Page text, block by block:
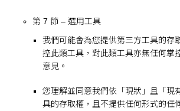
第 7 節 – 選用工具
我們可能會為您提供第三方工具的存
控此類工具，對此類工具亦無任何掌
意見。
您理解並同意我們依「現狀」且「現
具的存取權，且不提供任何形式的任